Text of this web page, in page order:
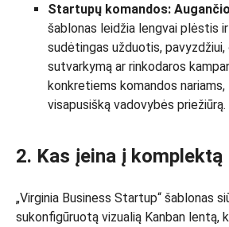
Startupų komandos:
šablonas leidžia lengvai plėstis
sudėtingas užduotis, pavyzdžiui,
sutvarkymą ar rinkodaros
konkretiems komandos
visapusišką vadovybės priežiūrą.
2. Kas įeina į komplektą
„Virginia Business Startup“ šablonas
sukonfigūruotą vizualią Kanban lentą,